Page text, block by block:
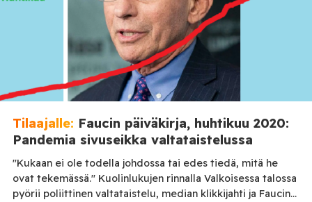
Tilaajalle: Faucin päiväkirja, huhtikuu 2020:
Pandemia sivuseikka valtataistelussa
"Kukaan ei ole todella johdossa tai edes tiedä, mitä he
ovat tekemässä." Kuolinlukujen rinnalla Valkoisessa talossa
pyörii poliittinen valtataistelu, median klikkijahti ja Faucin